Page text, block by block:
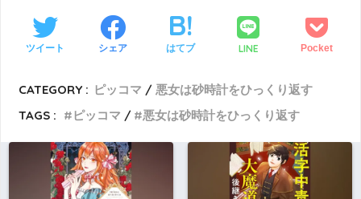
ツイート シェア はてブ LINE Pocket
CATEGORY : ピッコマ
悪女は砂時計をひっくり返す
TAGS :
ピッコマ 悪女は砂時計をひっくり返す